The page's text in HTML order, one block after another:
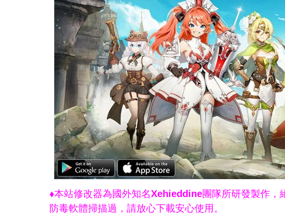
♦本站修改器為國外知名Xehieddine團隊所研發製作，
防毒軟體掃描過，請放心下載安心使用。